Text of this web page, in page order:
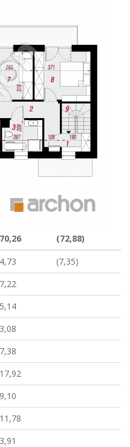
70,26
(72,88)
4,73
(7,35)
7,22
5,14
3,08
7,38
17,92
9,10
11,78
3,91